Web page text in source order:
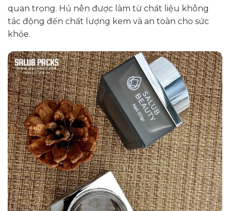
quan trọng. Hủ nên được làm từ chất liệu không
tác động đến chất lượng kem và an toàn cho sức
khỏe.